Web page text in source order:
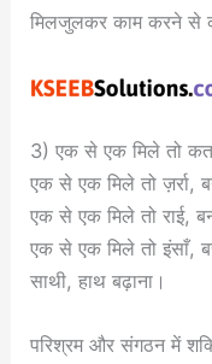
मिलजुलकर काम करने से
3) एक से एक मिले तो
एक से एक मिले तो ज़र्रा,
एक से एक मिले तो राई,
एक से एक मिले तो इंसाँ,
साथी, हाथ बढ़ाना।
परिश्रम और संगठन में